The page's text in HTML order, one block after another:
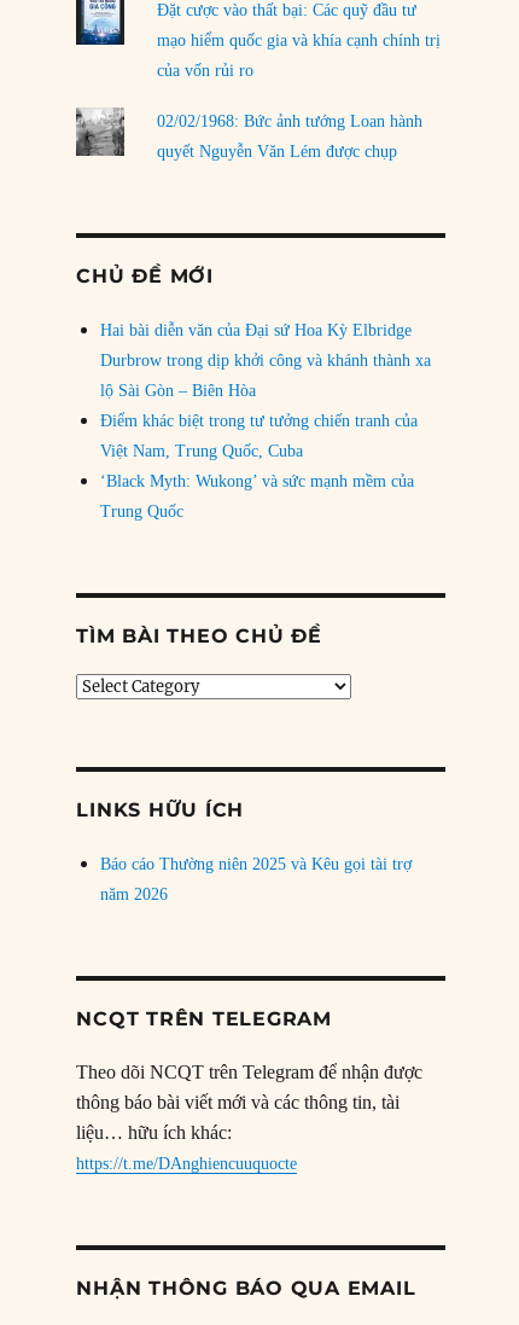
Đặt cược vào thất bại: Các quỹ đầu tư
mạo hiểm quốc gia và khía cạnh chính trị
của vốn rủi ro
02/02/1968: Bức ảnh tướng Loan hành
quyết Nguyễn Văn Lém được chụp
CHỦ ĐỀ MỚI
Hai bài diễn văn của Đại sứ Hoa Kỳ Elbridge
Durbrow trong dịp khởi công và khánh thành xa
lộ Sài Gòn – Biên Hòa
Điểm khác biệt trong tư tưởng chiến tranh của
Việt Nam, Trung Quốc, Cuba
‘Black Myth: Wukong’ và sức mạnh mềm của
Trung Quốc
TÌM BÀI THEO CHỦ ĐỀ
Tìm
LINKS HỮU ÍCH
Báo cáo Thường niên 2025 và Kêu gọi tài trợ
năm 2026
NCQT TRÊN TELEGRAM
Theo dõi NCQT trên Telegram để nhận được
thông báo bài viết mới và các thông tin, tài
liệu… hữu ích khác:
https://t.me/DAnghiencuuquocte
NHẬN THÔNG BÁO QUA EMAIL